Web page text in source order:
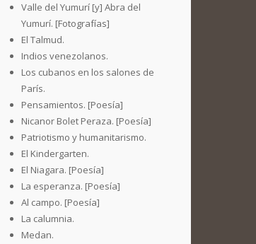
Valle del Yumurí [y] Abra del
Yumurí. [Fotografías]
El Talmud.
Indios venezolanos.
Los cubanos en los salones de
París.
Pensamientos. [Poesía]
Nicanor Bolet Peraza. [Poesía]
Patriotismo y humanitarismo.
El Kindergarten.
El Niagara. [Poesía]
La esperanza. [Poesía]
Al campo. [Poesía]
La calumnia.
Medan.